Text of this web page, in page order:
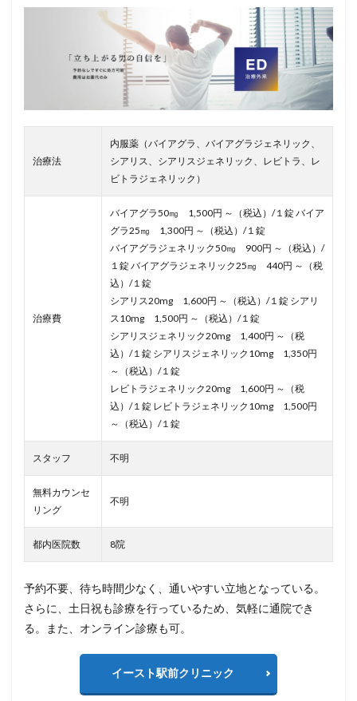
治療法
内服薬（バイアグラ、バイアグラジェネリック、
シアリス、シアリスジェネリック、レビトラ、レ
ビトラジェネリック）
治療費
バイアグラ50㎎ 1,500円 ～（税込）/１錠 バイア
グラ25㎎ 1,300円 ～（税込）/１錠
バイアグラジェネリック50㎎ 900円 ～（税込）/
１錠 バイアグラジェネリック25㎎ 440円 ～（税
込）/１錠
シアリス20mg 1,600円 ～（税込）/１錠 シアリ
ス10mg 1,500円 ～（税込）/１錠
シアリスジェネリック20mg 1,400円 ～（税
込）/１錠 シアリスジェネリック10mg 1,350円
～（税込）/１錠
レビトラジェネリック20mg 1,600円 ～（税
込）/１錠 レビトラジェネリック10mg 1,500円
～（税込）/１錠
スタッフ 不明
無料カウンセ
リング
不明
都内医院数 8院
予約不要、待ち時間少なく、通いやすい立地となっている。
さらに、土日祝も診療を行っているため、気軽に通院でき
る。また、オンライン診療も可。
イースト駅前クリニック